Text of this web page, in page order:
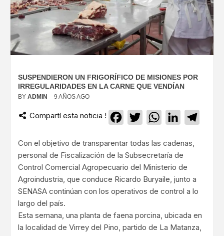
SUSPENDIERON UN FRIGORÍFICO DE MISIONES POR
IRREGULARIDADES EN LA CARNE QUE VENDÍAN
BY ADMIN 9 AÑOS AGO
Compartí esta noticia ! Facebook
TwitterWhatsApp
LinkedIn
Con el objetivo de transparentar todas las cadenas,
personal de Fiscalización de la Subsecretaría de
Control Comercial Agropecuario del Ministerio de
Agroindustria, que conduce Ricardo Buryaile, junto a
SENASA continúan con los operativos de control a lo
largo del país.
Esta semana, una planta de faena porcina, ubicada en
la localidad de Virrey del Pino, partido de La Matanza,